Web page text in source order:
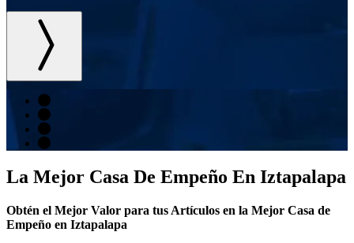
La Mejor Casa De Empeño En Iztapalapa
Obtén el Mejor Valor para tus Artículos en la Mejor Casa de
Empeño en Iztapalapa